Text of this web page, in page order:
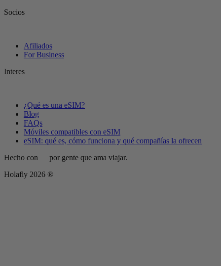
Socios
Afiliados
For Business
Interes
¿Qué es una eSIM?
Blog
FAQs
Móviles compatibles con eSIM
eSIM: qué es, cómo funciona y qué compañías la ofrecen
Hecho con
por gente que ama viajar.
Holafly 2026 ®